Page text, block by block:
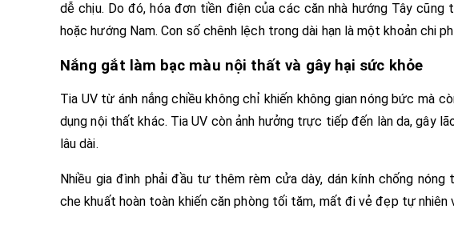
dễ chịu. Do đó, hóa đơn tiền điện của các căn nhà hướng Tây
hoặc hướng Nam. Con số chênh lệch trong dài hạn là một khoản chi
Nắng gắt làm bạc màu nội thất và gây hại sức khỏe
Tia UV từ ánh nắng chiều không chỉ khiến không gian nóng bức mà
dụng nội thất khác. Tia UV còn ảnh hưởng trực tiếp đến làn da, gây
lâu dài.
Nhiều gia đình phải đầu tư thêm rèm cửa dày, dán kính chống
che khuất hoàn toàn khiến căn phòng tối tăm, mất đi vẻ đẹp tự